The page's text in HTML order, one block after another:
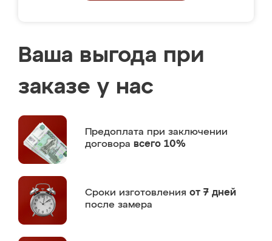
Ваша выгода при
заказе у нас
Предоплата при заключении
договора всего 10%
Сроки изготовления от 7 дней
после замера